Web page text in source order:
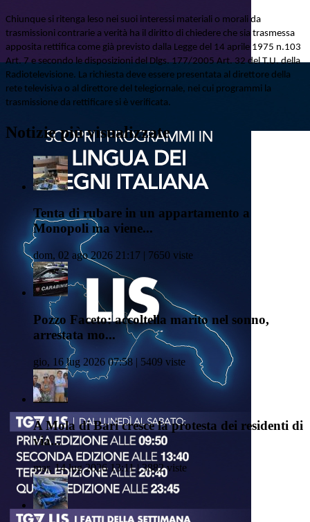
Chiunque si ritenga leso nei suoi interessi materiali o morali da
trasmissioni contrarie a verità ha il diritto di chiedere che sia trasmessa
apposita rettifica come già previsto dalla Legge del 14 aprile 1975 n.103
Art. 7 e secondo le disposizioni del Dlgs. 177/2005 Art. 32 del T.U. della
Radiotelevisione. La richiesta deve essere presentata al direttore della
rete televisiva o al direttore del telegiornale, nei cui programmi la
trasmissione da rettificare si è verificata.
Notizie più visualizzate
Tenta di rubare in un appartamento a
Monopoli ma viene...
dom, 02 ago 2026 21:17 | 7650 viste
Pozzo Faceto: accoltella marito nel sonno,
arrestata mo...
gio, 16 lug 2026 07:58 | 5409 viste
A Mola di Bari cresce la protesta dei residenti di
via...
mar, 14 lug 2026 13:11 | 3882 viste